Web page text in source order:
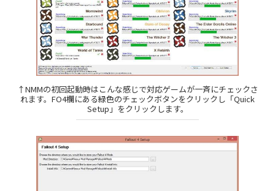
↑NMMの初回起動時はこんな感じで対応ゲームが一斉にチェックさ
れます。FO4欄にある緑色のチェックボタンをクリックし「Quick
Setup」をクリックします。